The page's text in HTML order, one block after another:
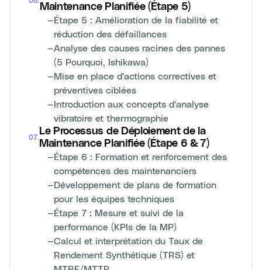
Maintenance Planifiée (Étape 5)
—Étape 5 : Amélioration de la fiabilité et
réduction des défaillances
—Analyse des causes racines des pannes
(5 Pourquoi, Ishikawa)
—Mise en place d'actions correctives et
préventives ciblées
—Introduction aux concepts d'analyse
vibratoire et thermographie
07.
Le Processus de Déploiement de la
Maintenance Planifiée (Étape 6 & 7)
—Étape 6 : Formation et renforcement des
compétences des maintenanciers
—Développement de plans de formation
pour les équipes techniques
—Étape 7 : Mesure et suivi de la
performance (KPIs de la MP)
—Calcul et interprétation du Taux de
Rendement Synthétique (TRS) et